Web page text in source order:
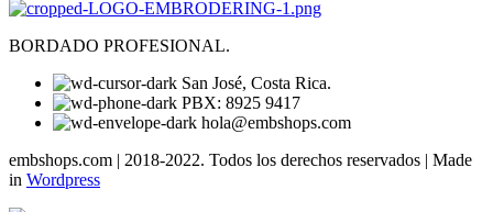
BORDADO PROFESIONAL.
San José, Costa Rica.
PBX: 8925 9417
hola@embshops.com
embshops.com | 2018-2022. Todos los derechos reservados | Made
in Wordpress